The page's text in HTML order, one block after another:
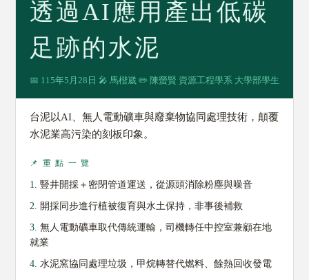
透過AI應用產出低碳
足跡的水泥
📅 115年5月28日 🎤 馬楷崴 ✏️ 陳螢賢 資源工程學系 大學部學生
台泥以AI、無人電動礦車與廢棄物協同處理技術，顛覆
水泥業高污染的刻板印象。
📌 重 點 一 覽
1. 豎井開採＋密閉管道運送，從源頭消除粉塵與噪音
2. 開採同步進行植被復育與水土保持，非事後補救
3. 無人電動礦車取代傳統運輸，司機轉任中控室兼顧在地
就業
4. 水泥窯協同處理垃圾，甲烷轉替代燃料、餘熱回收發電